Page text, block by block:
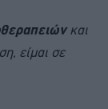
και
είμαι σε